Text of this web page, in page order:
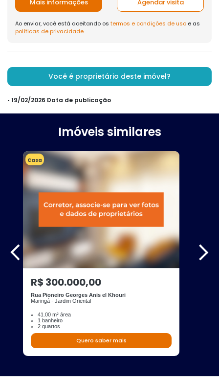
Mais informações Agendar visita
Ao enviar, você está aceitando os termos e condições de uso e as
políticas de privacidade
Você é proprietário deste imóvel?
• 19/02/2026 Data de publicação
Imóveis similares
Casa
R$ 300.000,00
Rua Pioneiro Georges Anis el Khouri
Maringá - Jardim Oriental
41.00 m² área
1 banheiro
2 quartos
Quero saber mais